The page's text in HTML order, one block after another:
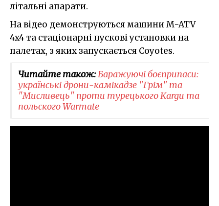
літальні апарати.
На відео демонструються машини M-ATV
4x4 та стаціонарні пускові установки на
палетах, з яких запускається Coyotes.
Читайте також:Баражуючі боєприпаси:
українські дрони-камікадзе "Грім" та
"Мисливець" проти турецького Kargu та
польского Warmate